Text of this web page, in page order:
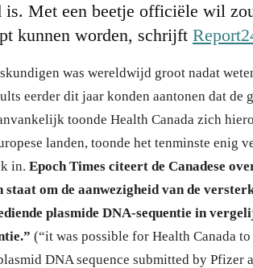
is. Met een beetje officiële wil
kunnen worden, schrijft
was wereldwijd groot nadat
eerder dit jaar konden aantonen dat de
toonde Health Canada zich
landen, toonde het tenminste enig
in. Epoch Times citeert de Canadese
staat om de aanwezigheid van de
plasmide DNA-sequentie in
(“it was possible for Health Canada
DNA sequence submitted by Pfizer